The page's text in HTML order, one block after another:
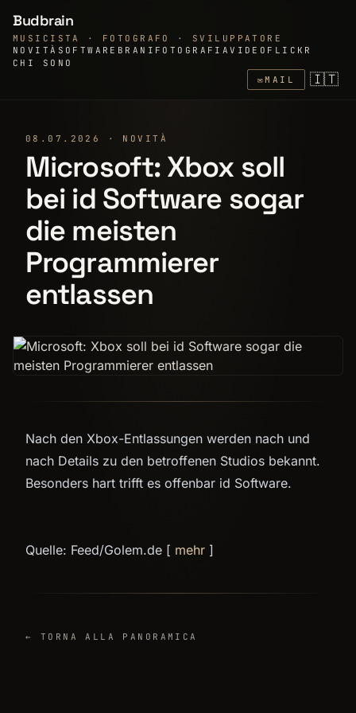
Budbrain
MUSICISTA · FOTOGRAFO · SVILUPPATORE
NOVITÀ SOFTWARE BRANI FOTOGRAFIAVIDEO FLICKR
CHI SONO
✉MAIL 🇮🇹
08.07.2026 · NOVITÀ
Microsoft: Xbox soll
bei id Software sogar
die meisten
Programmierer
entlassen
Nach den Xbox-Entlassungen werden nach und
nach Details zu den betroffenen Studios bekannt.
Besonders hart trifft es offenbar id Software.
Quelle: Feed/Golem.de [ mehr ]
← TORNA ALLA PANORAMICA